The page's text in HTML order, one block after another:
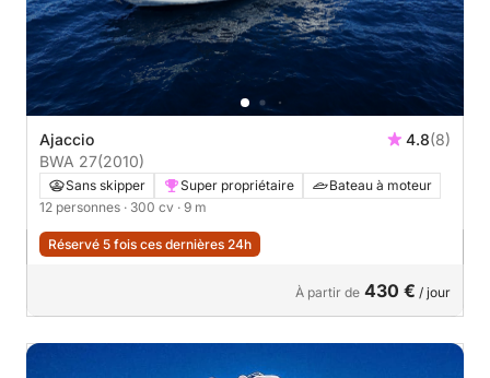
Ajaccio 4.8(8)
BWA 27(2010)
Sans skipper Super propriétaire
Bateau à moteur
12 personnes · 300 cv · 9 m
Réservé 5 fois ces dernières 24h
À partir de 430 € / jour